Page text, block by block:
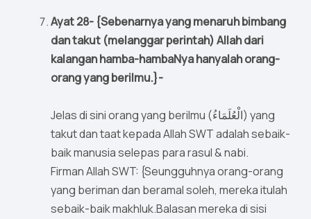
Ayat 28- {Sebenarnya yang menaruh bimbang
dan takut (melanggar perintah) Allah dari
kalangan hamba-hambaNya hanyalah orang-
orang yang berilmu.}-
Jelas di sini orang yang berilmu (الْعُلَمَاءُ) yang
takut dan taat kepada Allah SWT adalah sebaik-
baik manusia selepas para rasul & nabi.
Firman Allah SWT: {Seungguhnya orang-orang
yang beriman dan beramal soleh, mereka itulah
sebaik-baik makhluk.Balasan mereka di sisi